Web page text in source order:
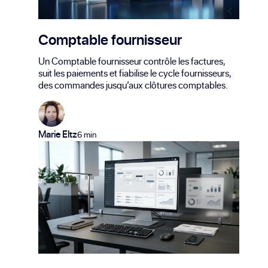
Comptable fournisseur
Un Comptable fournisseur contrôle les factures,
suit les paiements et fiabilise le cycle fournisseurs,
des commandes jusqu’aux clôtures comptables.
Marie Eltz6 min